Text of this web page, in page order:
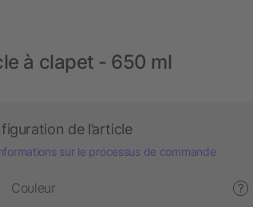
à clapet - 650 ml
de l’article
sur le processus de commande
Couleur ?